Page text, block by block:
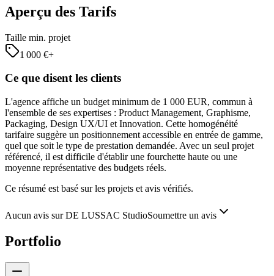
Aperçu des Tarifs
Taille min. projet
1 000 €+
Ce que disent les clients
L'agence affiche un budget minimum de 1 000 EUR, commun à
l'ensemble de ses expertises : Product Management, Graphisme,
Packaging, Design UX/UI et Innovation. Cette homogénéité
tarifaire suggère un positionnement accessible en entrée de gamme,
quel que soit le type de prestation demandée. Avec un seul projet
référencé, il est difficile d'établir une fourchette haute ou une
moyenne représentative des budgets réels.
Ce résumé est basé sur les projets et avis vérifiés.
Aucun avis sur DE LUSSAC StudioSoumettre un avis
Portfolio